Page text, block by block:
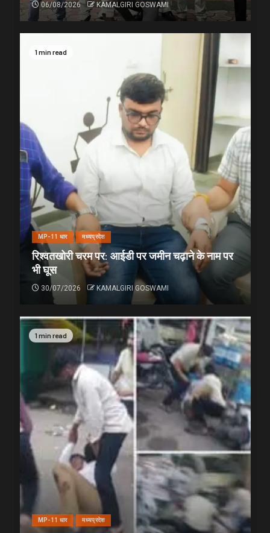
06/08/2026 KAMALGIRI GOSWAMI
1 min read
MP-11 धार मध्यप्रदेश
रिश्वतखोरी चरम पर: आईडी पर जमीन चढ़ाने के नाम पर
भी घूस
30/07/2026 KAMALGIRI GOSWAMI
1 min read
MP-11 धार मध्यप्रदेश